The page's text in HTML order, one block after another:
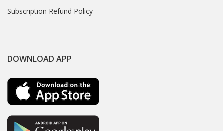
Subscription Refund Policy
DOWNLOAD APP